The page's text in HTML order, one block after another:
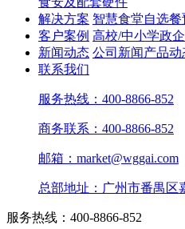
解决方案 智慧食堂自选餐
客户案例 高校/中小学政
新闻动态 公司新闻产品动
联系我们
服务热线：400-8866-852
商务联系：400-8866-852
邮箱：market@wggai.com
总部地址：广州市番禺区
服务热线：400-8866-852